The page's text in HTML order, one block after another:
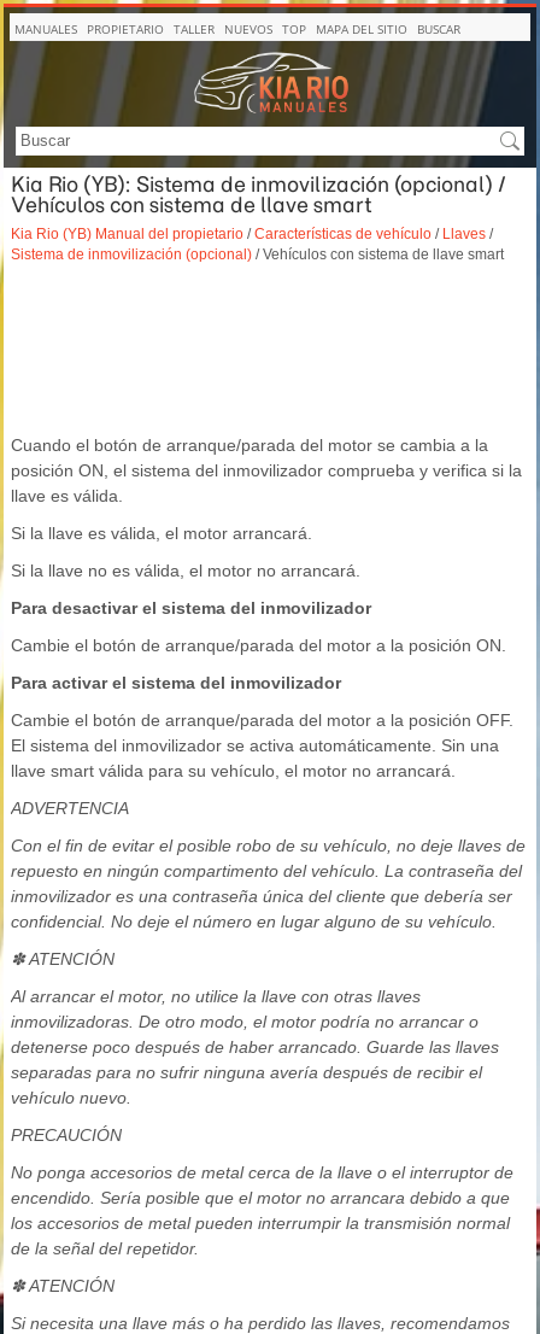
MANUALES PROPIETARIO TALLER NUEVOS TOP MAPA DEL SITIO BUSCAR
Kia Rio (YB): Sistema de inmovilización (opcional) /
Vehículos con sistema de llave smart
Kia Rio (YB) Manual del propietario /Características de vehículo / Llaves /
Sistema de inmovilización (opcional) / Vehículos con sistema de llave smart
Cuando el botón de arranque/parada del motor se cambia a la
posición ON, el sistema del inmovilizador comprueba y verifica si la
llave es válida.
Si la llave es válida, el motor arrancará.
Si la llave no es válida, el motor no arrancará.
Para desactivar el sistema del inmovilizador
Cambie el botón de arranque/parada del motor a la posición ON.
Para activar el sistema del inmovilizador
Cambie el botón de arranque/parada del motor a la posición OFF.
El sistema del inmovilizador se activa automáticamente. Sin una
llave smart válida para su vehículo, el motor no arrancará.
ADVERTENCIA
Con el fin de evitar el posible robo de su vehículo, no deje llaves de
repuesto en ningún compartimento del vehículo. La contraseña del
inmovilizador es una contraseña única del cliente que debería ser
confidencial. No deje el número en lugar alguno de su vehículo.
✽ ATENCIÓN
Al arrancar el motor, no utilice la llave con otras llaves
inmovilizadoras. De otro modo, el motor podría no arrancar o
detenerse poco después de haber arrancado. Guarde las llaves
separadas para no sufrir ninguna avería después de recibir el
vehículo nuevo.
PRECAUCIÓN
No ponga accesorios de metal cerca de la llave o el interruptor de
encendido. Sería posible que el motor no arrancara debido a que
los accesorios de metal pueden interrumpir la transmisión normal
de la señal del repetidor.
✽ ATENCIÓN
Si necesita una llave más o ha perdido las llaves, recomendamos